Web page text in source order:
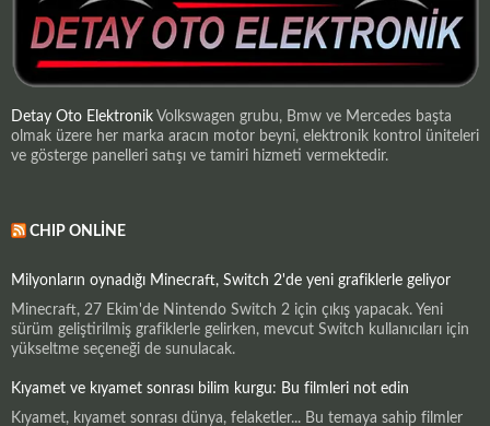
Detay Oto Elektronik Volkswagen grubu, Bmw ve Mercedes başta
olmak üzere her marka aracın motor beyni, elektronik kontrol üniteleri
ve gösterge panelleri satışı ve tamiri hizmeti vermektedir.
CHIP ONLINE
Milyonların oynadığı Minecraft, Switch 2'de yeni grafiklerle geliyor
Minecraft, 27 Ekim'de Nintendo Switch 2 için çıkış yapacak. Yeni
sürüm geliştirilmiş grafiklerle gelirken, mevcut Switch kullanıcıları için
yükseltme seçeneği de sunulacak.
Kıyamet ve kıyamet sonrası bilim kurgu: Bu filmleri not edin
Kıyamet, kıyamet sonrası dünya, felaketler... Bu temaya sahip filmler